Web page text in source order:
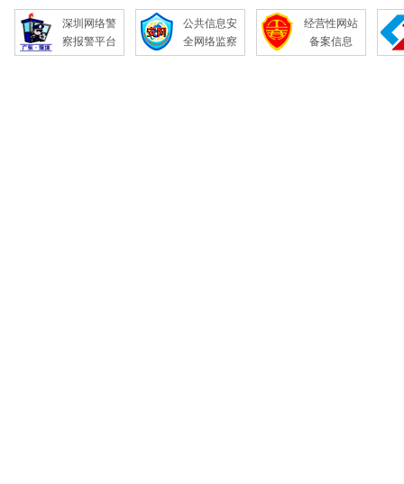
深圳网络警
察报警平台
公共信息安
全网络监察
经营性网站
备案信息